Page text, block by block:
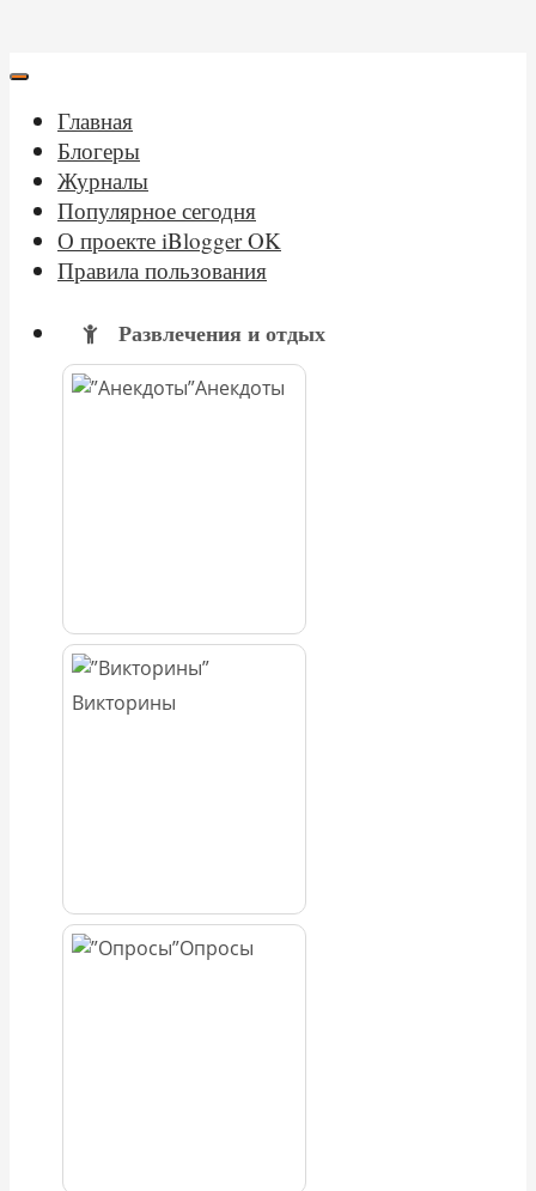
Главная
Блогеры
Журналы
Популярное сегодня
О проекте iBlogger OK
Правила пользования
Развлечения и отдых
Анекдоты
Викторины
Опросы